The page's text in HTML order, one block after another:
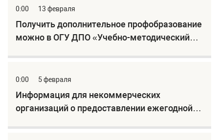
0:00 13 февраля
Получить дополнительное профобразование
можно в ОГУ ДПО «Учебно-методический
безопасности Саратовской области»
0:00 5 февраля
Информация для некоммерческих
организаций о предоставлении ежегодной